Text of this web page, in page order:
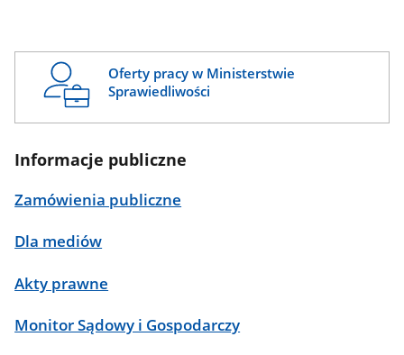
Oferty pracy w Ministerstwie
Sprawiedliwości
Informacje publiczne
Zamówienia publiczne
Dla mediów
Akty prawne
Monitor Sądowy i Gospodarczy